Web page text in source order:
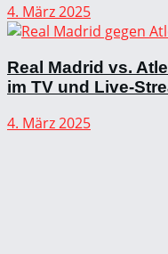
4. März 2025
Real Madrid vs.
im TV und Live-
4. März 2025